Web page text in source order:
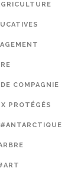
COMPAGNIE
PROTÉGÉS
#ANTARCTIQUE